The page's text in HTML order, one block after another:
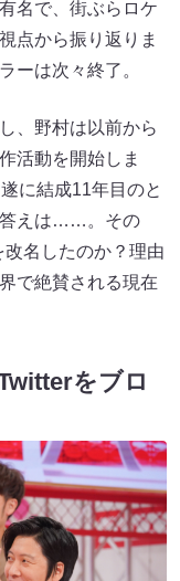
名で、街ぶらロケ
点から振り返りま
ーは次々終了。
、野村は以前から
活動を開始しま
に結成11年目のと
答えは……。その
名したのか？理由
で絶賛される現在
をブロ